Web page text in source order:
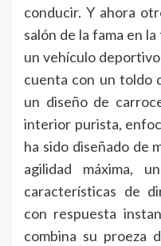
conducir. Y ahora
salón de la fama en
un vehículo
cuenta con un toldo
un diseño de
interior purista,
ha sido diseñado de
agilidad máxima,
características de
con respuesta
combina su proeza